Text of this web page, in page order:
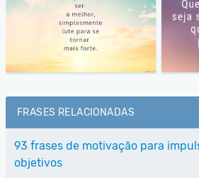
FRASES RELACIONADAS
93 frases de motivação para
objetivos